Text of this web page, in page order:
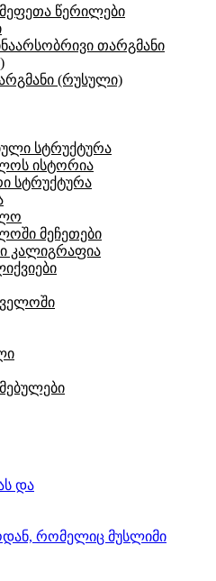
წერილები
თარგმანი
(რუსული)
სტრუქტურა
ისტორია
სტრუქტურა
მეჩეთები
კალიგრაფია
და
რომელიც მუსლიმი